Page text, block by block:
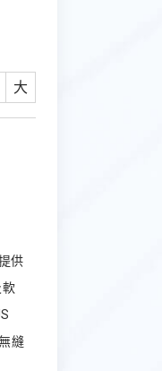
大
供
縫